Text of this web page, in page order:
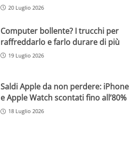
20 Luglio 2026
Computer bollente? I trucchi per
raffreddarlo e farlo durare di più
19 Luglio 2026
Saldi Apple da non perdere: iPhone
e Apple Watch scontati fino all’80%
18 Luglio 2026